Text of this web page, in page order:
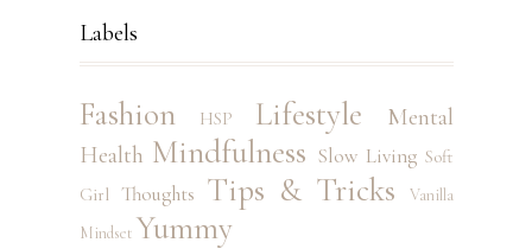
Labels
Fashion HSP Lifestyle
Mental
Health Mindfulness Slow Living Soft
Girl
Thoughts Tips & Tricks
Vanilla
Mindset Yummy